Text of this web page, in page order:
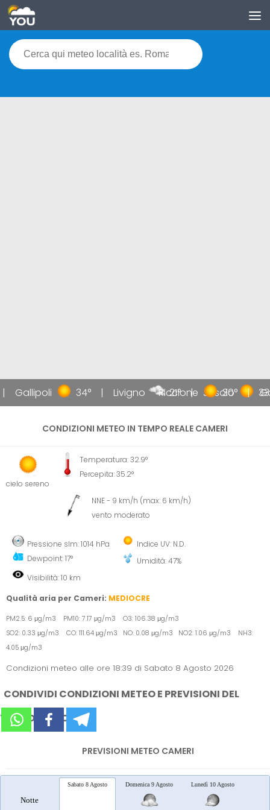
Gallipoli 34° Livigno 21° Jesolo
Riccione 30°
CONDIZIONI METEO IN TEMPO REALE CAMERI
cielo sereno
Temperatura: 32.9°
Percepita: 35.2°
NNE - 9 km/h (max: 6 km/h)
vento moderato
Pressione slm: 1014 hPa
Dewpoint: 17°
Indice UV: N.D.
Umidità: 47%
Visibilità: 10 km
Qualità aria per Cameri: MEDIOCRE
PM2.5: 6 μg/m3 PM10: 7.17 μg/m3 O3: 106.38 μg/m3
SO2: 0.33 μg/m3 CO: 111.64 μg/m3 NO: 0.08 μg/m3 NO2: 1.06 μg/m3 NH3:
4.05 μg/m3
Condizioni meteo alle ore 18:39 di Sabato 8 Agosto 2026
CONDIVIDI CONDIZIONI METEO E PREVISIONI DEL
TEMPO SUI SOCIAL
PREVISIONI METEO CAMERI
Notte
Sabato 8 Agosto Domenica 9 Agosto Lunedì 10 Agosto